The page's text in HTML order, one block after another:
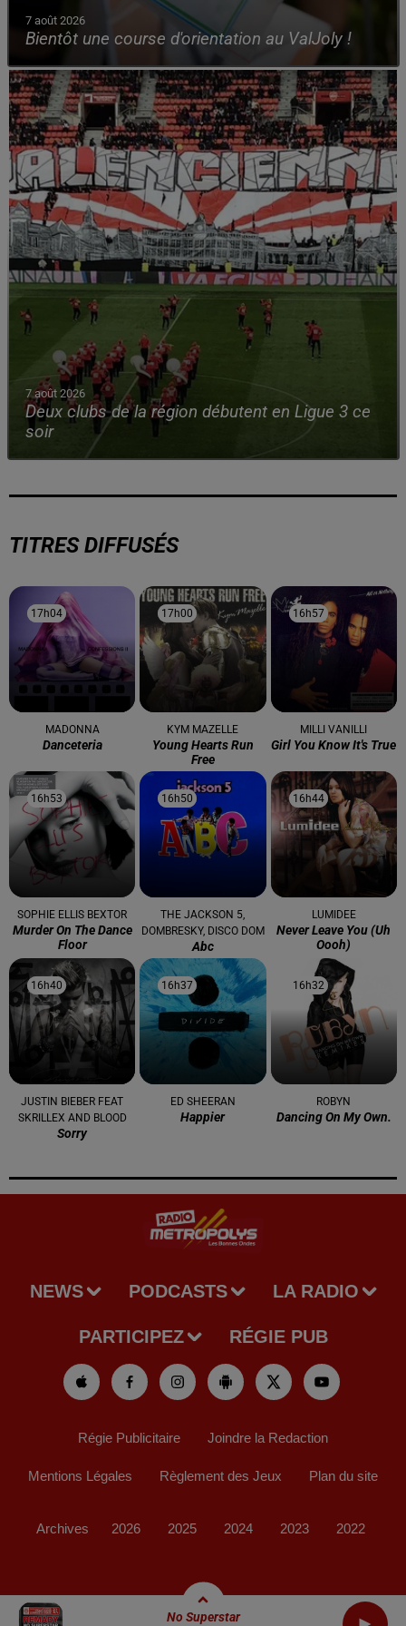
No Superstar
7 août 2026
Bientôt une course d'orientation au ValJoly !
7 août 2026
Deux clubs de la région débutent en Ligue 3 ce
soir
TITRES DIFFUSÉS
17h04
17h04
MADONNA
Danceteria
17h00
17h00
KYM MAZELLE
Young Hearts Run
Free
16h57
16h57
MILLI VANILLI
Girl You Know It's True
16h53
16h53
SOPHIE ELLIS BEXTOR
Murder On The Dance
Floor
16h50
16h50
THE JACKSON 5,
DOMBRESKY, DISCO DOM
Abc
16h44
16h44
LUMIDEE
Never Leave You (uh
Oooh)
16h40
16h40
JUSTIN BIEBER FEAT
SKRILLEX AND BLOOD
Sorry
16h37
16h37
ED SHEERAN
Happier
16h32
16h32
ROBYN
Dancing On My Own.
NEWS PODCASTS LA RADIO
PARTICIPEZ RÉGIE PUB
Régie Publicitaire Joindre la Redaction
Mentions Légales Règlement des Jeux Plan du site
Archives 2026 2025 2024 2023 2022